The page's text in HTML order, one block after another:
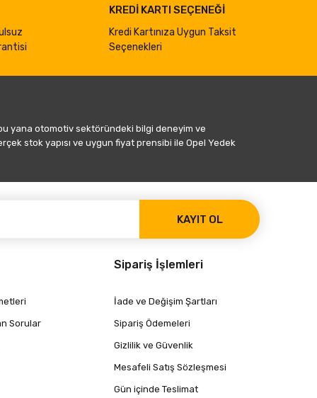
KREDİ KARTI SEÇENEĞİ
Kredi Kartınıza Uygun Taksit
Seçenekleri
yana otomotiv sektöründeki bilgi deneyim ve
stok yapısı ve uygun fiyat prensibi ile Opel Yedek
KAYIT OL
Sorular
Sipariş İşlemleri
İade ve Değişim Şartları
Sipariş Ödemeleri
Gizlilik ve Güvenlik
Mesafeli Satış Sözleşmesi
Gün içinde Teslimat